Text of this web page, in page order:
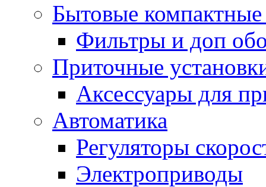
Бытовые
Фильтры и доп
Приточные
Аксессуары для
Автоматика
Регуляторы
Электроприводы